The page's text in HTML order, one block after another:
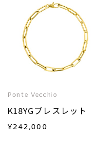
Ponte Vecchio
K18YGブレスレット
¥242,000